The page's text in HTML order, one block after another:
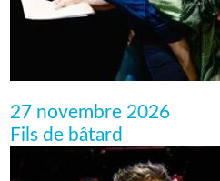
27 novembre 2026
Fils de bâtard